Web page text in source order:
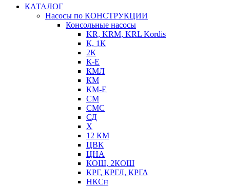
КАТАЛОГ
Насосы по КОНСТРУКЦИИ
Консольные насосы
KR, KRM, KRL Kordis
К, 1К
2К
К-Е
КМЛ
КМ
КМ-Е
СМ
СМС
СД
Х
12 КМ
ЦВК
ЦНА
КОШ, 2КОШ
КРГ, КРГЛ, КРГА
НКСн